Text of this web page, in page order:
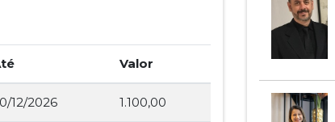
Valor
12/2026 1.100,00